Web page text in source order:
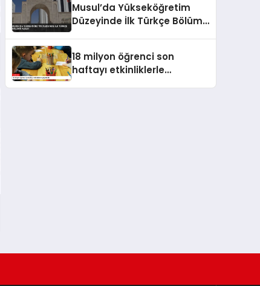
Musul’da Yükseköğretim
Düzeyinde İlk Türkçe Bölümü
18 milyon öğrenci son
haftayı etkinliklerle